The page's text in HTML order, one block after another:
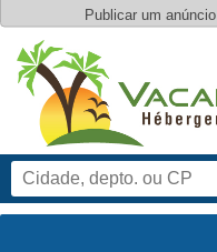
Publicar um anúncio